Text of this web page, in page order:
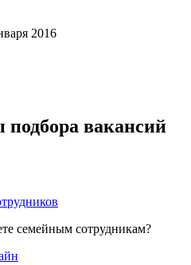
2016
вакансий
семейным сотрудникам?